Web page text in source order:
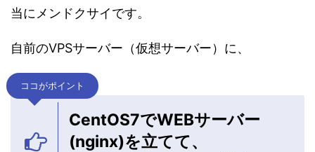
当にメンドクサイです。
自前のVPSサーバー（仮想サーバー）に、
ココがポイント
CentOS7でWEBサーバー
(nginx)を立てて、